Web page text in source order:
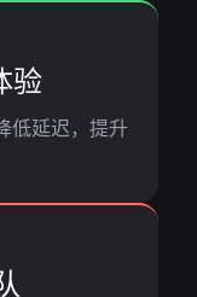
验
低延迟，提升